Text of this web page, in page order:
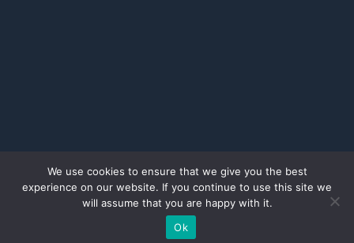
© Copyright | Todos os direitos reservados | Desenvolvido
Atualnet - Negócios Digitais
We use cookies to ensure that we give you the best
experience on our website. If you continue to use this site we
will assume that you are happy with it.
Ok